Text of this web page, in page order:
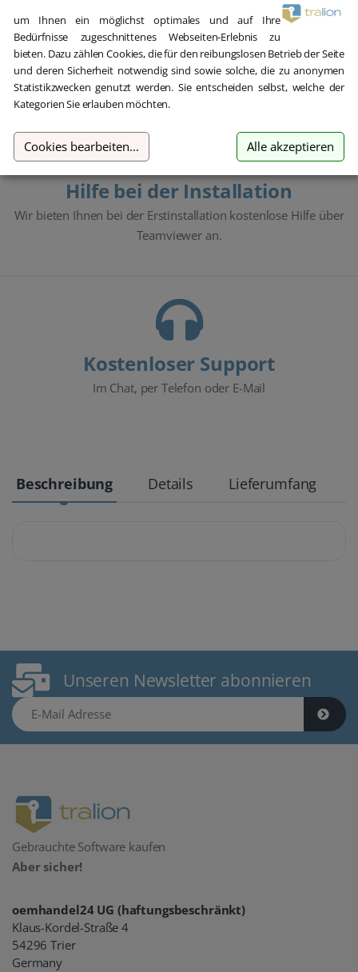
Blitzversand
E-Mail Versand und Sofortdownload innerhalb 5-30 Minuten.
Hilfe bei der Installation
Wir bieten Ihnen bei der Erstinstallation kostenlose Hilfe über
Teamviewer an.
Kostenloser Support
Im Chat, per Telefon oder E-Mail
Beschreibung Details Lieferumfang
Unseren Newsletter abonnieren
E-Mail Adresse
Gebrauchte Software kaufen
Aber sicher!
oemhandel24 UG (haftungsbeschränkt)
Klaus-Kordel-Straße 4
54296 Trier
Germany
um Ihnen ein möglichst optimales und auf Ihre
Bedürfnisse zugeschnittenes Webseiten-Erlebnis zu
bieten. Dazu zählen Cookies, die für den reibungslosen Betrieb der Seite
und deren Sicherheit notwendig sind sowie solche, die zu anonymen
Statistikzwecken genutzt werden. Sie entscheiden selbst, welche der
Kategorien Sie erlauben möchten.
Cookies bearbeiten... Alle akzeptieren